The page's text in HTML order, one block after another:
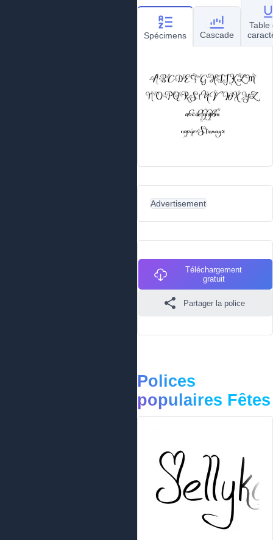
Spécimens Cascade
Table
Advertisement
Téléchargement
gratuit
Partager la police
Polices
populaires Fêtes